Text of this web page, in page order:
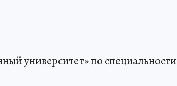
университет» по специальности